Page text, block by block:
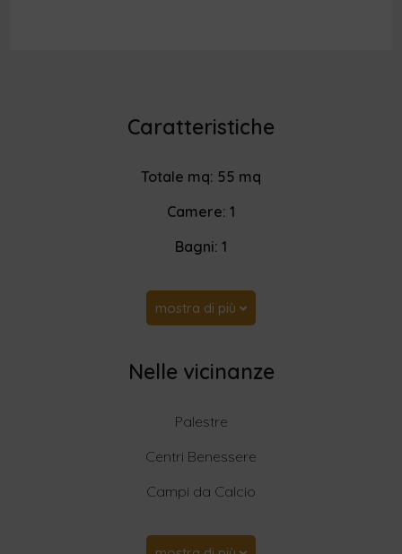
Caratteristiche
Totale mq: 55 mq
Camere: 1
Bagni: 1
mostra di più
Nelle vicinanze
Palestre
Centri Benessere
Campi da Calcio